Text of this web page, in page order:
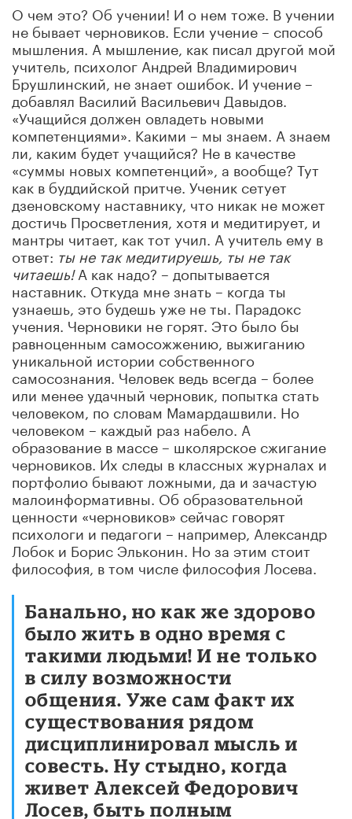
О чем это? Об учении! И о нем тоже. В учении
не бывает черновиков. Если учение – способ
мышления. А мышление, как писал другой мой
учитель, психолог Андрей Владимирович
Брушлинский, не знает ошибок. И учение –
добавлял Василий Васильевич Давыдов.
«Учащийся должен овладеть новыми
компетенциями». Какими – мы знаем. А знаем
ли, каким будет учащийся? Не в качестве
«суммы новых компетенций», а вообще? Тут
как в буддийской притче. Ученик сетует
дзеновскому наставнику, что никак не может
достичь Просветления, хотя и медитирует, и
мантры читает, как тот учил. А учитель ему в
ответ: ты не так медитируешь, ты не так
читаешь!А как надо? – допытывается
наставник. Откуда мне знать – когда ты
узнаешь, это будешь уже не ты. Парадокс
учения. Черновики не горят. Это было бы
равноценным самосожжению, выжиганию
уникальной истории собственного
самосознания. Человек ведь всегда – более
или менее удачный черновик, попытка стать
человеком, по словам Мамардашвили. Но
человеком – каждый раз набело. А
образование в массе – школярское сжигание
черновиков. Их следы в классных журналах и
портфолио бывают ложными, да и зачастую
малоинформативны. Об образовательной
ценности «черновиков» сейчас говорят
психологи и педагоги – например, Александр
Лобок и Борис Эльконин. Но за этим стоит
философия, в том числе философия Лосева.
Банально, но как же здорово
было жить в одно время с
такими людьми! И не только
в силу возможности
общения. Уже сам факт их
существования рядом
дисциплинировал мысль и
совесть. Ну стыдно, когда
живет Алексей Федорович
Лосев, быть полным